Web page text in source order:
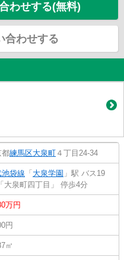
わせする(無料)
合わせする
都練馬区大泉町 ４丁目24-34
袋線 「 大泉学園 」駅 バス19
大泉町四丁目」 停歩4分
万円
円
㎡